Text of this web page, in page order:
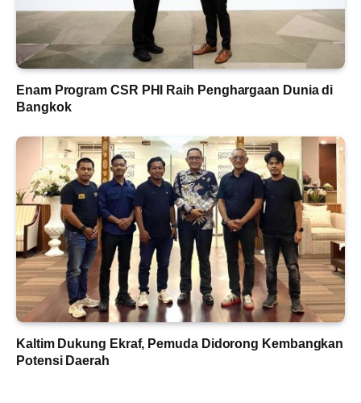
Enam Program CSR PHI Raih Penghargaan Dunia di
Bangkok
Kaltim Dukung Ekraf, Pemuda Didorong Kembangkan
Potensi Daerah